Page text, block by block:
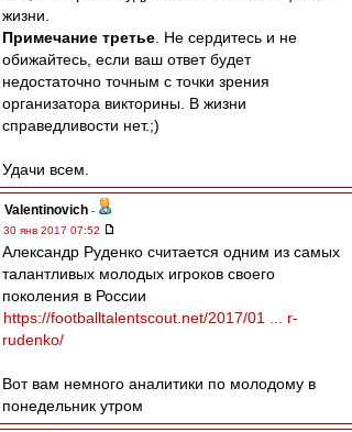
жизни.
Примечание третье . Не сердитесь и не
обижайтесь, если ваш ответ будет
недостаточно точным с точки зрения
организатора викторины. В жизни
справедливости нет.;)
Удачи всем.
Valentinovich -
30 янв 2017 07:52
Александр Руденко считается одним из самых
талантливых молодых игроков своего
поколения в России
https://footballtalentscout.net/2017/01 ... r-
rudenko/
Вот вам немного аналитики по молодому в
понедельник утром